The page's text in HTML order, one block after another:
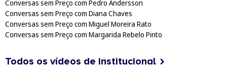
Conversas sem Preço com Pedro Andersson
Conversas sem Preço com Diana Chaves
Conversas sem Preço com Miguel Moreira Rato
Conversas sem Preço com Margarida Rebelo Pinto
Todos os vídeos de institucional